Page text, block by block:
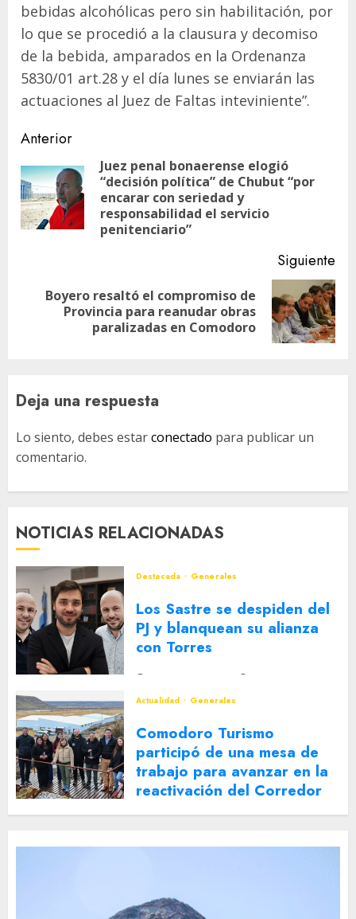
bebidas alcohólicas pero sin habilitación, por
lo que se procedió a la clausura y decomiso
de la bebida, amparados en la Ordenanza
5830/01 art.28 y el día lunes se enviarán las
actuaciones al Juez de Faltas inteviniente”.
Navegación
de
entradas
Anterior
Juez penal bonaerense elogió
“decisión política” de Chubut “por
encarar con seriedad y
responsabilidad el servicio
penitenciario”
Siguiente
Siguiente
Boyero resaltó el compromiso de
Provincia para reanudar obras
paralizadas en Comodoro
Deja una respuesta
Lo siento, debes estarconectado para publicar un
comentario.
NOTICIAS RELACIONADAS
Destacada Generales
Los Sastre se despiden del
PJ y blanquean su alianza
con Torres
Actualidad
Generales
Comodoro Turismo
participó de una mesa de
trabajo para avanzar en la
reactivación del Corredor
Turístico Integrado